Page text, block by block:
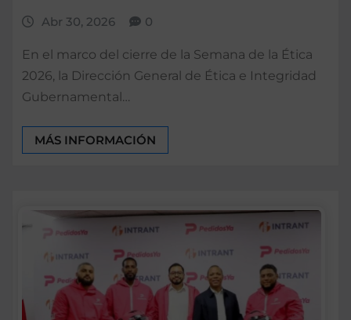
Abr 30, 2026 0
En el marco del cierre de la Semana de la Ética
2026, la Dirección General de Ética e Integridad
Gubernamental…
MÁS INFORMACIÓN